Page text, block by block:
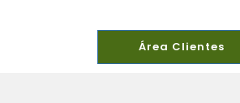
Área Clientes